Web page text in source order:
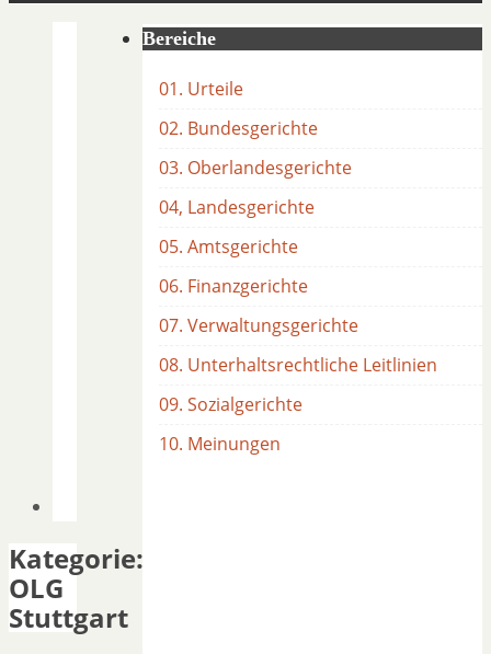
Kategorie:
OLG
Stuttgart
Bereiche
01. Urteile
02. Bundesgerichte
03. Oberlandesgerichte
04, Landesgerichte
05. Amtsgerichte
06. Finanzgerichte
07. Verwaltungsgerichte
08. Unterhaltsrechtliche Leitlinien
09. Sozialgerichte
10. Meinungen